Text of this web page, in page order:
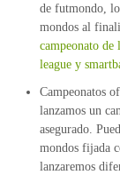
de futmondo,
mondos al
campeonato de
league y
Campeonatos
lanzamos un
asegurado.
mondos fijada
lanzaremos